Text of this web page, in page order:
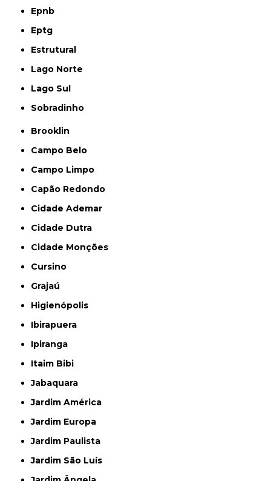
Epnb
Eptg
Estrutural
Lago Norte
Lago Sul
Sobradinho
Brooklin
Campo Belo
Campo Limpo
Capão Redondo
Cidade Ademar
Cidade Dutra
Cidade Monções
Cursino
Grajaú
Higienópolis
Ibirapuera
Ipiranga
Itaim Bibi
Jabaquara
Jardim América
Jardim Europa
Jardim Paulista
Jardim São Luís